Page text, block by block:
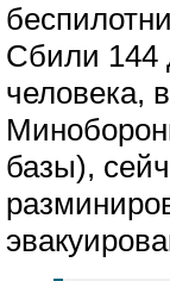
Сбили 144
человека,
базы),